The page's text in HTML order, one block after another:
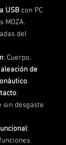
USB con PC
MOZA.
del
: Cuerpo,
aleación de
.
:
sin desgaste
: